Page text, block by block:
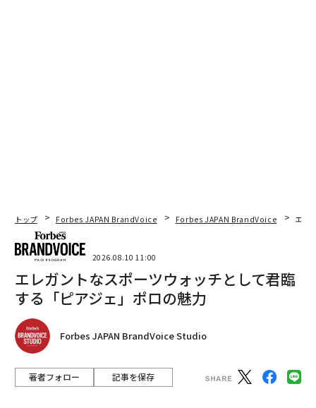
トップ Forbes JAPAN BrandVoice Forbes JAPAN BrandVoice エレ
2026.08.10 11:00
エレガントなスポーツウォッチとして君臨
する「ピアジェ」ポロの魅力
Forbes JAPAN BrandVoice Studio
著者フォロー 記事を保存